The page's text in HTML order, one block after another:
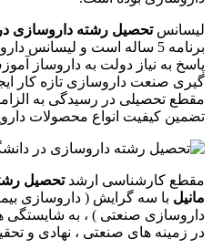
لیسانستحصیل رشته داروسازی در
پاسخ به نیاز دولت به داروساز
گیری صنعت داروسازی تازه کار
مقطع تحصیلی در رسیدگی به
تضمین کیفیت انواع محصولات
مقطع کارشناسی ارشدتحصیل
مانیل با سه گرایش ( داروسازی
داروسازی صنعتی ) ، به شایستگی
در زمینه های صنعتی ، نهادی و